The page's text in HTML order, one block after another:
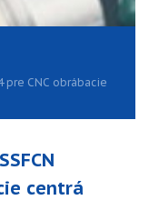
pre CNC obrábacie
centrá